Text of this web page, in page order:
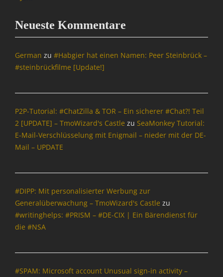
R
Ü
e
w
a
c
h
a
c
h
h
Neueste Kommentare
German zu #Habgier hat einen Namen: Peer Steinbrück –
#steinbrückfilme [Update!]
P2P-Tutorial: #ChatZilla & TOR – Ein sicherer #Chat?! Teil
2 [UPDATE] – TmoWizard's Castle zu SeaMonkey Tutorial:
E-Mail-Verschlüsselung mit Enigmail – nieder mit der DE-
Mail – UPDATE
#DIPP: Mit personalisierter Werbung zur
Generalüberwachung – TmoWizard's Castle zu
#writinghelps: #PRISM – #DE-CIX | Ein Bärendienst für
die #NSA
#SPAM: Microsoft account Unusual sign-in activity –